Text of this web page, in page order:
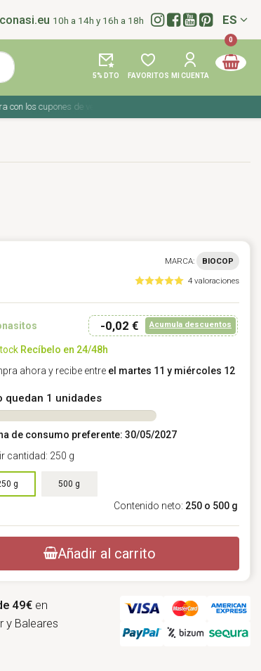
10h a 14h y 16h a 18h Idioma:
ES
5% DTO FAVORITOS MI CUENTA
0
los cupones de verano ☀️ ¡Del 27 julio al 9 agosto!
MARCA:
BIOCOP
4 valoraciones
-0,02 € Acumula descuentos
Recíbelo en 24/48h
ahora y recibe entre el martes 11 y miércoles 12
quedan 1 unidades
de consumo preferente: 30/05/2027
cantidad: 250 g
cantidad: 250 g
g 500 g
Contenido neto: 250 o 500 g
Añadir al carrito
49€ en
y Baleares